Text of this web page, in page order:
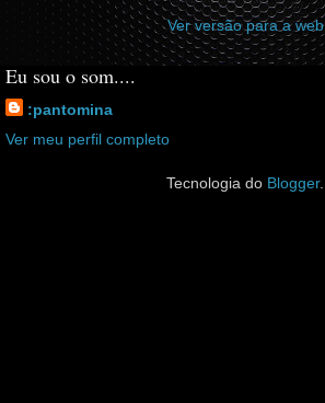
Ver versão para a web
Eu sou o som....
:pantomina
Ver meu perfil completo
Tecnologia do Blogger.